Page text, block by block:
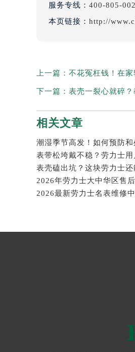
服务专线： 400-805-
本页链接： http://
上一篇： 不花冤枉钱！在
下一篇： 表壳一裂心就碎
相关文章
潮湿季节高发！如何预防
表带松垮戴不稳？劳力士用
表壳磕出坑？这块劳力士还
2026最新劳力士名表维修